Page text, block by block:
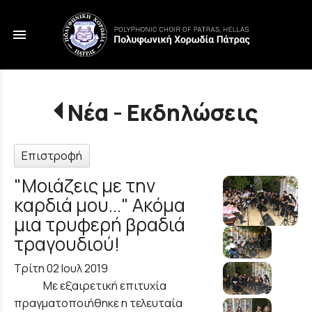
menu
Νέα - Εκδηλώσεις
Επιστροφή
"Μοιάζεις με την
καρδιά μου..." Ακόμα
μια τρυφερή βραδιά
τραγουδιού!
Τρίτη 02 Ιουλ 2019
Με εξαιρετική επιτυχία
πραγματοποιήθηκε η τελευταία